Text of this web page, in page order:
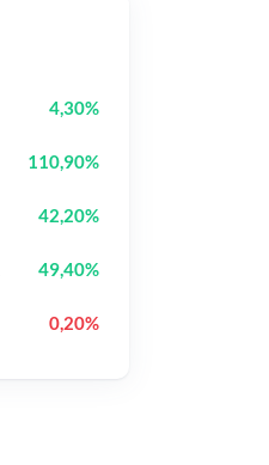
4,30%
110,90%
42,20%
49,40%
0,20%